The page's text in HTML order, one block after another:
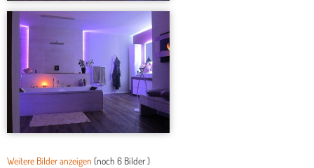
Weitere Bilder anzeigen (noch 6 Bilder)